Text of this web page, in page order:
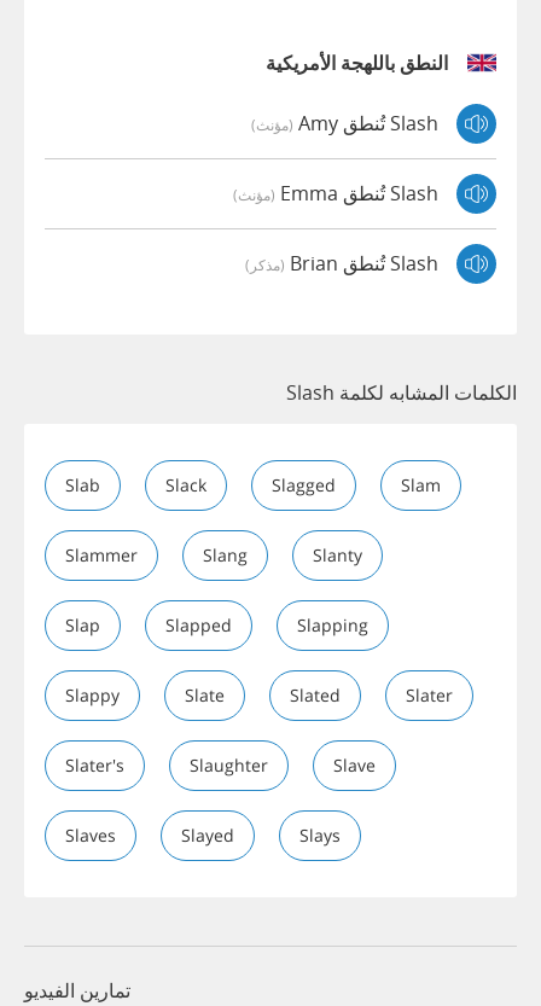
النطق باللهجة الأمريكية
Slash تُنطق Amy (مؤنث)
Slash تُنطق Emma (مؤنث)
Slash تُنطق Brian (مذكر)
الكلمات المشابه لكلمة Slash
Slab Slack Slagged Slam
Slammer Slang Slanty
Slap Slapped Slapping
Slappy Slate Slated Slater
Slater's Slaughter Slave
Slaves Slayed Slays
تمارين الفيديو